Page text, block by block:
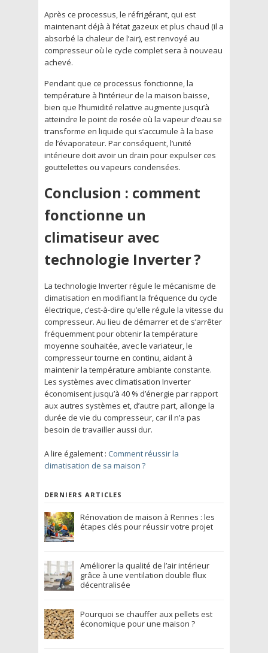
Après ce processus, le réfrigérant, qui est
maintenant déjà à l’état gazeux et plus chaud (il a
absorbé la chaleur de l’air), est renvoyé au
compresseur où le cycle complet sera à nouveau
achevé.
Pendant que ce processus fonctionne, la
température à l’intérieur de la maison baisse,
bien que l’humidité relative augmente jusqu’à
atteindre le point de rosée où la vapeur d’eau se
transforme en liquide qui s’accumule à la base
de l’évaporateur. Par conséquent, l’unité
intérieure doit avoir un drain pour expulser ces
gouttelettes ou vapeurs condensées.
Conclusion : comment
fonctionne un
climatiseur avec
technologie Inverter ?
La technologie Inverter régule le mécanisme de
climatisation en modifiant la fréquence du cycle
électrique, c’est-à-dire qu’elle régule la vitesse du
compresseur. Au lieu de démarrer et de s’arrêter
fréquemment pour obtenir la température
moyenne souhaitée, avec le variateur, le
compresseur tourne en continu, aidant à
maintenir la température ambiante constante.
Les systèmes avec climatisation Inverter
économisent jusqu’à 40 % d’énergie par rapport
aux autres systèmes et, d’autre part, allonge la
durée de vie du compresseur, car il n’a pas
besoin de travailler aussi dur.
A lire également : Comment réussir la
climatisation de sa maison ?
DERNIERS ARTICLES
Rénovation de maison à Rennes : les
étapes clés pour réussir votre projet
Améliorer la qualité de l’air intérieur
grâce à une ventilation double flux
décentralisée
Pourquoi se chauffer aux pellets est
économique pour une maison ?